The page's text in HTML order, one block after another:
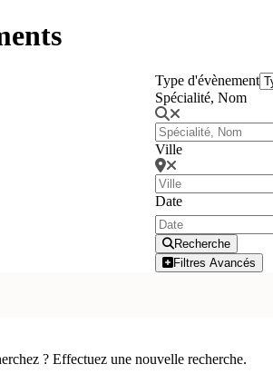
Type d'évènement
Spécialité, Nom
Ville
Date
Recherche
Filtres Avancés
? Effectuez une nouvelle recherche.